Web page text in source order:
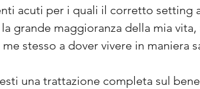
acuti per i quali il corretto setting
grande maggioranza della mia
stesso a dover vivere in maniera
una trattazione completa sul